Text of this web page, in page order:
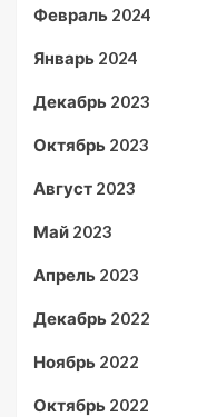
Февраль 2024
Январь 2024
Декабрь 2023
Октябрь 2023
Август 2023
Май 2023
Апрель 2023
Декабрь 2022
Ноябрь 2022
Октябрь 2022